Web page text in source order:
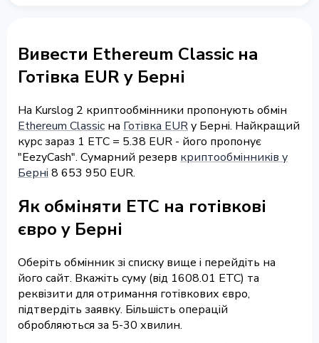
Вивести Ethereum Classic на
Готівка EUR у Берні
На Kurslog 2 криптообмінники пропонують обмін
Ethereum Classic на Готівка EURу Берні. Найкращий
курс зараз 1 ETC = 5.38 EUR - його пропонує
"EezyCash". Сумарний резерв криптообмінників у
Берні 8 653 950 EUR.
Як обміняти ETC на готівкові
євро у Берні
Оберіть обмінник зі списку вище і перейдіть на
його сайт. Вкажіть суму (від 1608.01 ETC) та
реквізити для отримання готівкових євро,
підтвердіть заявку. Більшість операцій
обробляються за 5-30 хвилин.